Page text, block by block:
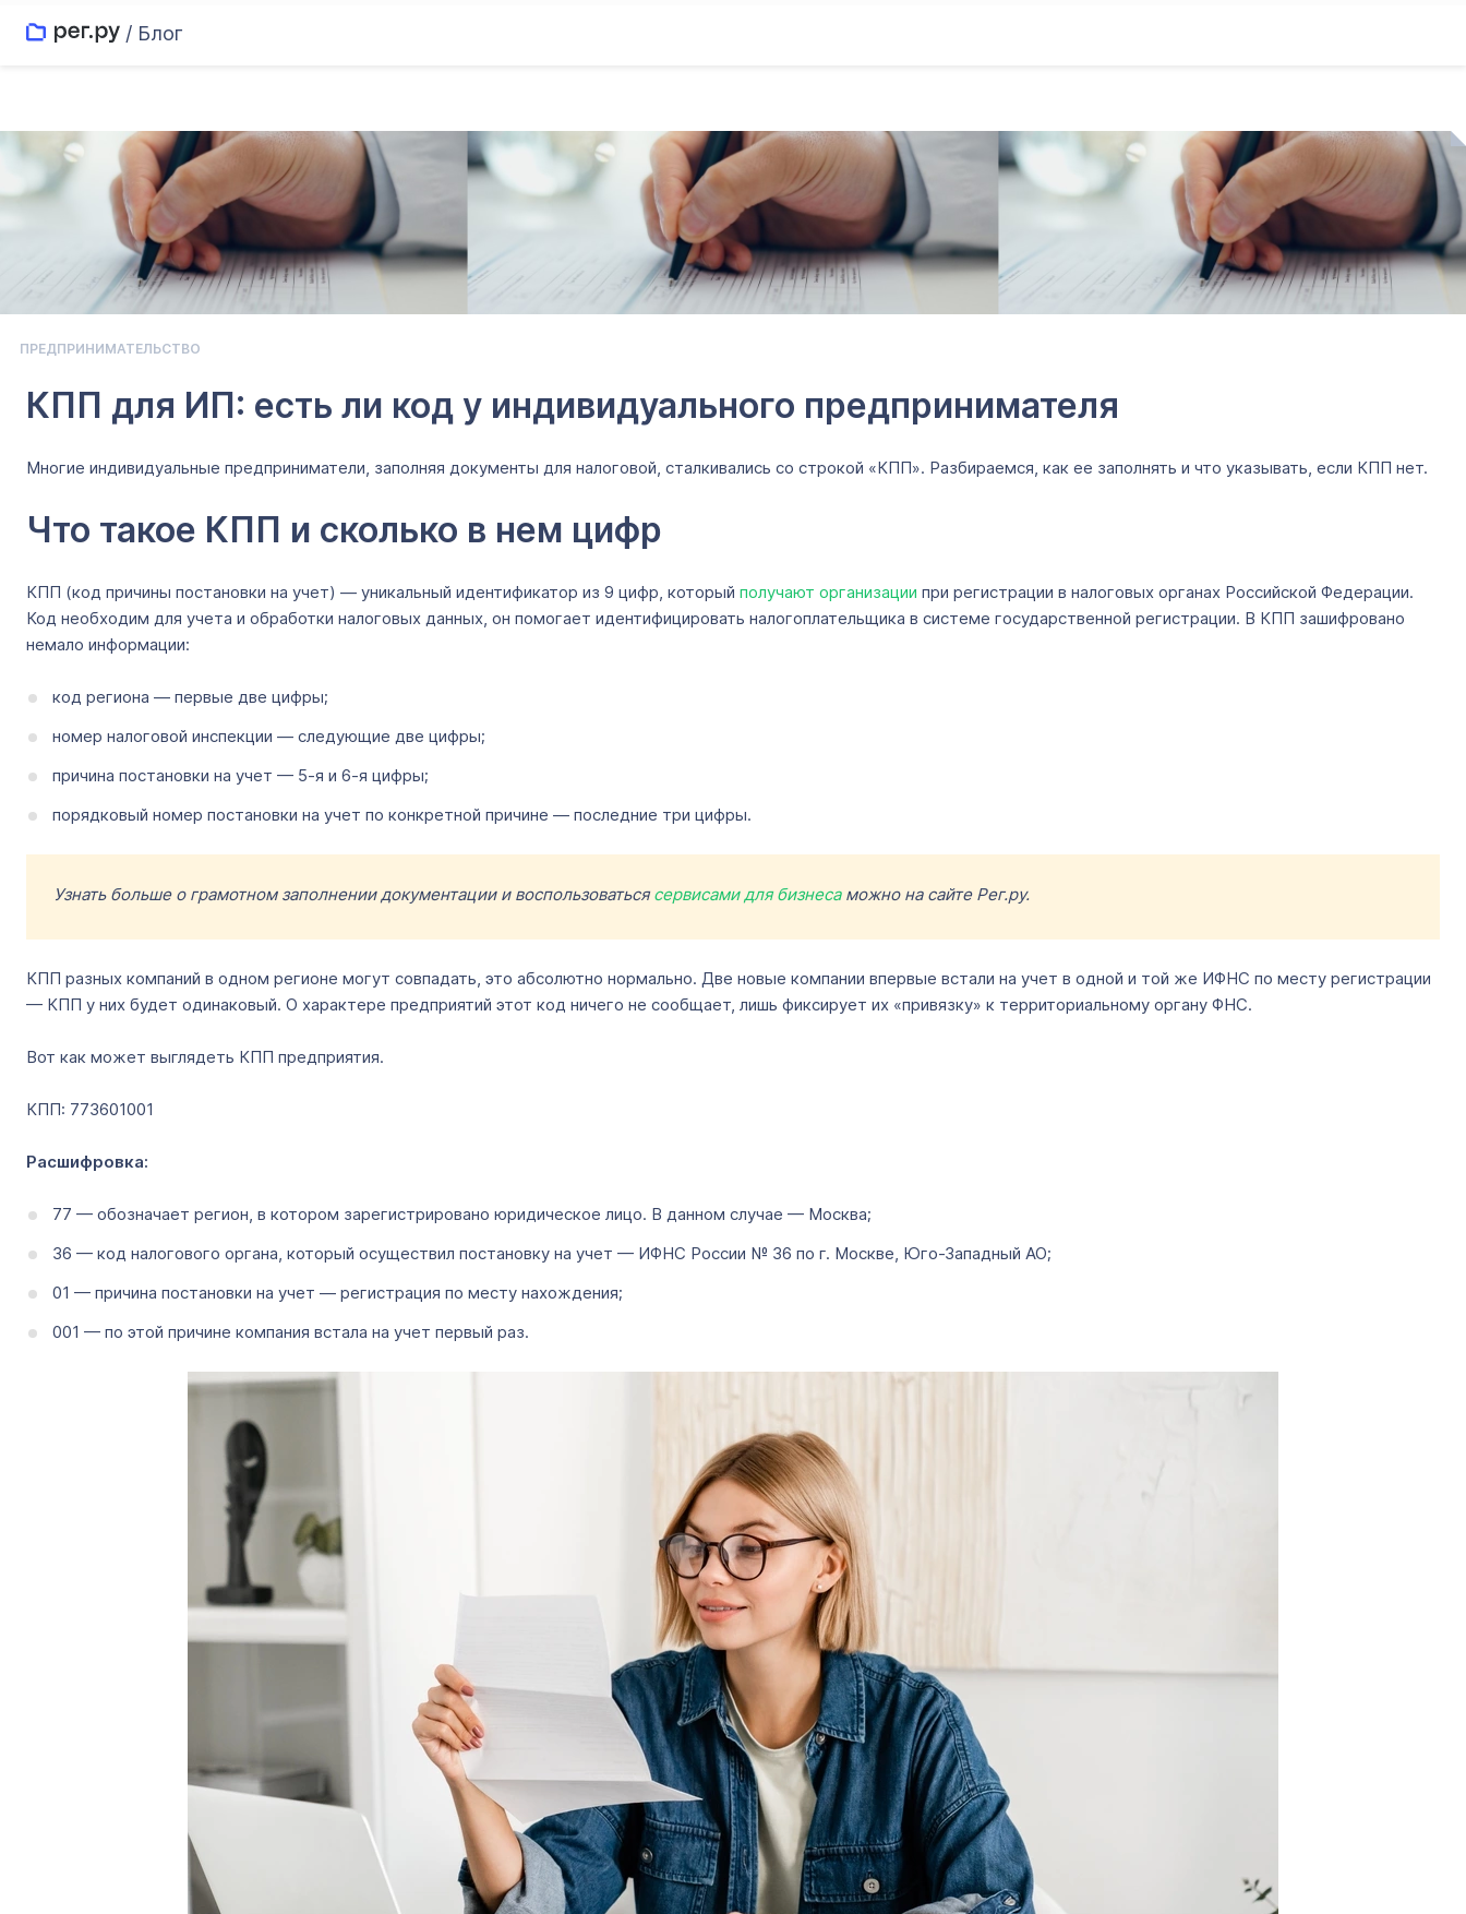
/ Блог
ПРЕДПРИНИМАТЕЛЬСТВО
КПП для ИП: есть ли код у индивидуального предпринимателя
Многие индивидуальные предприниматели, заполняя документы для налоговой, сталкивались со строкой «КПП». Разбираемся, как ее заполнять и что указывать, если КПП нет.
Что такое КПП и сколько в нем цифр
КПП (код причины постановки на учет) — уникальный идентификатор из 9 цифр, который получают организации при регистрации в налоговых органах Российской Федерации.
Код необходим для учета и обработки налоговых данных, он помогает идентифицировать налогоплательщика в системе государственной регистрации. В КПП зашифровано
немало информации:
код региона — первые две цифры;
номер налоговой инспекции — следующие две цифры;
причина постановки на учет — 5-я и 6-я цифры;
порядковый номер постановки на учет по конкретной причине — последние три цифры.
Узнать больше о грамотном заполнении документации и воспользоватьсясервисами для бизнесаможно на сайте Рег.ру.
КПП разных компаний в одном регионе могут совпадать, это абсолютно нормально. Две новые компании впервые встали на учет в одной и той же ИФНС по месту регистрации
— КПП у них будет одинаковый. О характере предприятий этот код ничего не сообщает, лишь фиксирует их «привязку» к территориальному органу ФНС.
Вот как может выглядеть КПП предприятия.
КПП: 773601001
Расшифровка:
77 — обозначает регион, в котором зарегистрировано юридическое лицо. В данном случае — Москва;
36 — код налогового органа, который осуществил постановку на учет — ИФНС России № 36 по г. Москве, Юго-Западный АО;
01 — причина постановки на учет — регистрация по месту нахождения;
001 — по этой причине компания встала на учет первый раз.